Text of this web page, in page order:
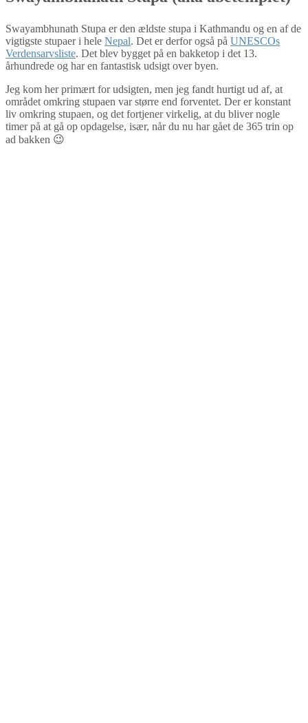
Swayambhunath Stupa er den ældste stupa i Kathmandu og en af de
vigtigste stupaer i hele Nepal. Det er derfor også på UNESCOs
Verdensarvsliste. Det blev bygget på en bakketop i det 13.
århundrede og har en fantastisk udsigt over byen.
Jeg kom her primært for udsigten, men jeg fandt hurtigt ud af, at
området omkring stupaen var større end forventet. Der er konstant
liv omkring stupaen, og det fortjener virkelig, at du bliver nogle
timer på at gå op opdagelse, især, når du nu har gået de 365 trin op
ad bakken 😉